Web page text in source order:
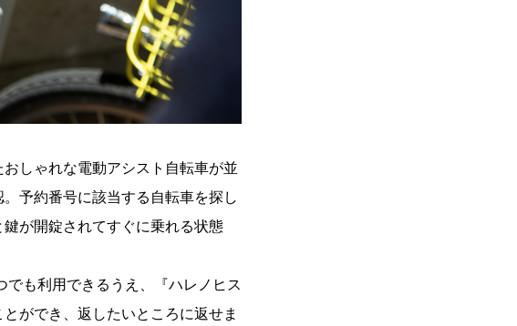
しゃれな電動アシスト自転車が並
予約番号に該当する自転車を探し
が開錠されてすぐに乗れる状態
も利用できるうえ、『ハレノヒス
ができ、返したいところに返せま